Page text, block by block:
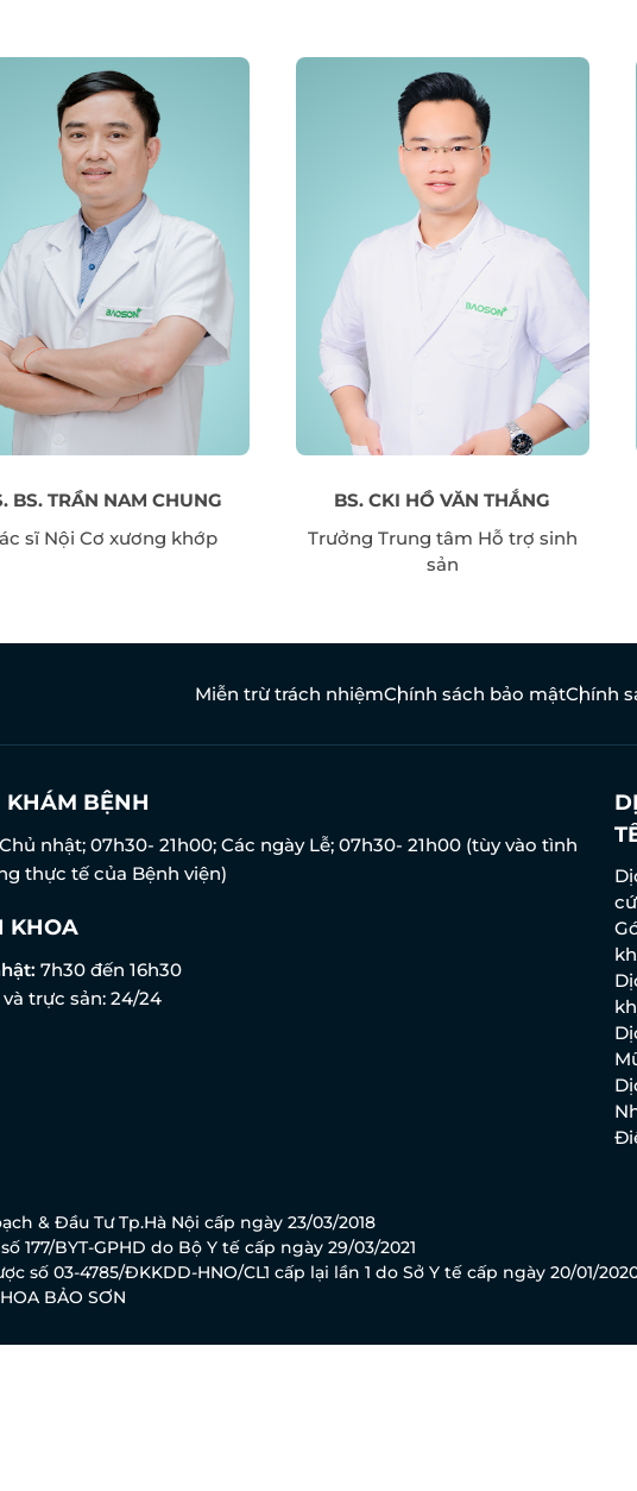
BS. TRẦN NAM CHUNG
sĩ Nội Cơ xương khớp
BS. CKI HỒ VĂN THẮNG
Trưởng Trung tâm Hỗ trợ sinh
sản
Miễn trừ trách nhiệmChính sách bảo mậtChính
KHÁM BỆNH
nhật; 07h30- 21h00; Các ngày Lễ; 07h30- 21h00 (tùy vào tình
thực tế của Bệnh viện)
KHOA
7h30 đến 16h30
trực sản: 24/24
& Đầu Tư Tp.Hà Nội cấp ngày 23/03/2018
BYT-GPHD do Bộ Y tế cấp ngày 29/03/2021
03-4785/ĐKKDD-HNO/CL1 cấp lại lần 1 do Sở Y tế cấp ngày 20/01/
BẢO SƠN